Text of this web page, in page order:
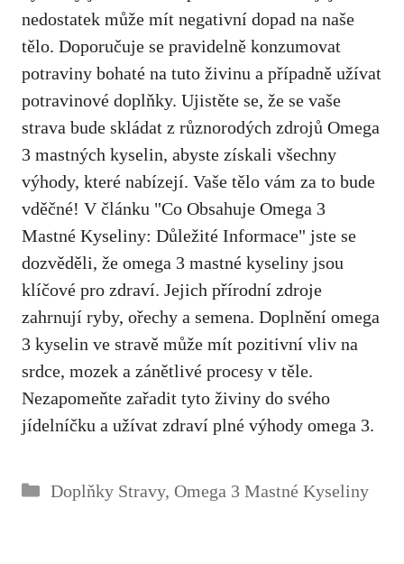
nedostatek může mít negativní dopad na naše
tělo. Doporučuje se pravidelně konzumovat
potraviny bohaté na tuto živinu a případně užívat
potravinové doplňky. Ujistěte se, že se vaše
strava bude skládat z různorodých zdrojů Omega
3 mastných kyselin, abyste získali všechny
výhody, které nabízejí. Vaše tělo vám za to bude
vděčné! V článku "Co Obsahuje Omega 3
Mastné Kyseliny: Důležité Informace" jste se
dozvěděli, že omega 3 mastné kyseliny jsou
klíčové pro zdraví. Jejich přírodní zdroje
zahrnují ryby, ořechy a semena. Doplnění omega
3 kyselin ve stravě může mít pozitivní vliv na
srdce, mozek a zánětlivé procesy v těle.
Nezapomeňte zařadit tyto živiny do svého
jídelníčku a užívat zdraví plné výhody omega 3.
Rubriky
Doplňky Stravy, Omega 3 Mastné Kyseliny